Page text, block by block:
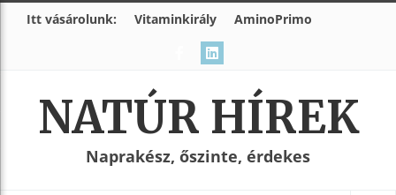
Itt vásárolunk: Vitaminkirály AminoPrimo
NATÚR HÍREK
Naprakész, őszinte, érdekes